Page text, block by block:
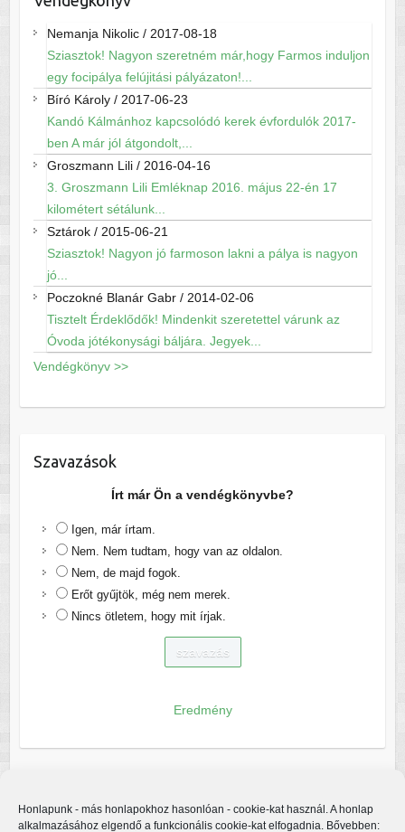
Honlapunk - más honlapokhoz hasonlóan - cookie-kat használ. A honlap
alkalmazásához elgendő a funkcionális cookie-kat elfogadnia. Bővebben:
Nemanja Nikolic/ 2017-08-18
Sziasztok! Nagyon szeretném már,hogy Farmos induljon
egy focipálya felújitási pályázaton!...
Bíró Károly/ 2017-06-23
Kandó Kálmánhoz kapcsolódó kerek évfordulók 2017-
ben A már jól átgondolt,...
Groszmann Lili/ 2016-04-16
3. Groszmann Lili Emléknap 2016. május 22-én 17
kilométert sétálunk...
Sztárok/ 2015-06-21
Sziasztok! Nagyon jó farmoson lakni a pálya is nagyon
jó...
Poczokné Blanár Gabr/ 2014-02-06
Tisztelt Érdeklődők! Mindenkit szeretettel várunk az
Óvoda jótékonysági báljára. Jegyek...
Vendégkönyv >>
Szavazások
Írt már Ön a vendégkönyvbe?
Igen, már írtam.
Nem. Nem tudtam, hogy van az oldalon.
Nem, de majd fogok.
Erőt gyűjtök, még nem merek.
Nincs ötletem, hogy mit írjak.
Eredmény